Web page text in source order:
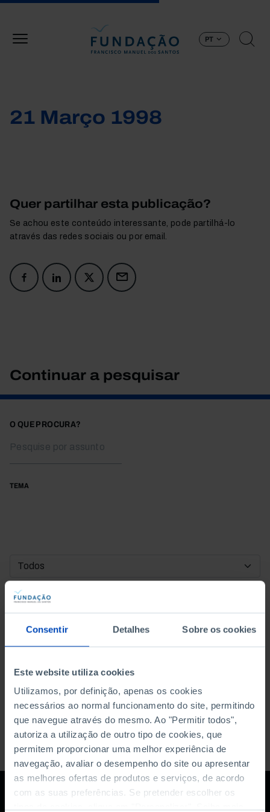
Consentir Detalhes Sobre os cookies
Este website utiliza cookies
Utilizamos, por definição, apenas os cookies
necessários ao normal funcionamento do site, permitindo
que navegue através do mesmo. Ao "Permitir todos",
autoriza a utilização de outro tipo de cookies, que
permitem proporcionar uma melhor experiência de
navegação, avaliar o desempenho do site ou apresentar
as melhores ofertas de produtos e serviços, de acordo
com as suas preferências. Se pretender escolher os
PT
21 Março 1998
Quer partilhar esta publicação?
Se achou este conteúdo interessante, pode partilhá-lo
através das redes sociais ou por email.
Continuar a pesquisar
O QUE PROCURA?
TEMA
DATA DE INÍCIO
DATA DE FIM